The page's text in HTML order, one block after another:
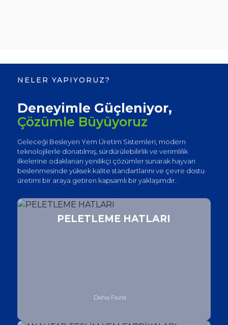
NELER YAPIYORUZ?
Deneyimle Güçleniyor,
Çözümle Büyüyoruz
Geleceği Besleyen Yem Üretim Sistemleri, modern
teknolojilerle donatılmış, sürdürülebilirlik ve verimlilik
ilkelerine odaklanan yenilikçi çözümler sunarak hayvan
beslenmesinde yüksek kalite standartlarını ve çevre dostu
üretimi bir araya getiren kapsamlı bir yaklaşımdır.
PELETLEME HATLARI
Daha Fazla